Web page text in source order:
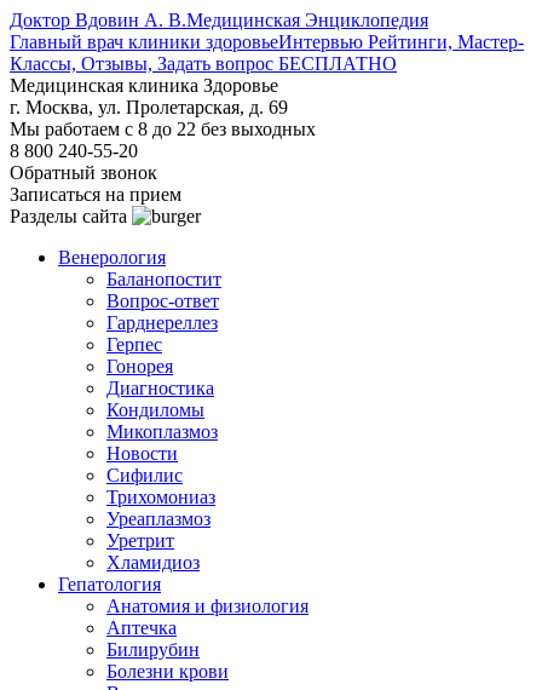
Доктор Вдовин А. В.Медицинская Энциклопедия
Главный врач клиники здоровьеИнтервью Рейтинги, Мастер-
Классы, Отзывы, Задать вопрос БЕСПЛАТНО
Медицинская клиника Здоровье
г. Москва, ул. Пролетарская, д. 69
Мы работаем с 8 до 22 без выходных
8 800 240-55-20
Обратный звонок
Записаться на прием
Разделы сайта
Венерология
Баланопостит
Вопрос-ответ
Гарднереллез
Герпес
Гонорея
Диагностика
Кондиломы
Микоплазмоз
Новости
Сифилис
Трихомониаз
Уреаплазмоз
Уретрит
Хламидиоз
Гепатология
Анатомия и физиология
Аптечка
Билирубин
Болезни крови